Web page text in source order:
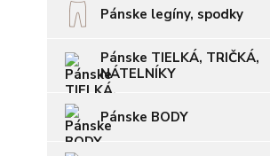
Pánske legíny, spodky
Pánske TIELKÁ, TRIČKÁ,
NÁTELNÍKY
Pánske BODY